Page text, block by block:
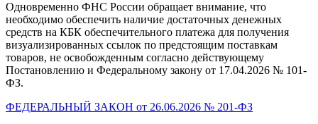
Одновременно ФНС России обращает внимание, что
необходимо обеспечить наличие достаточных денежных
средств на КБК обеспечительного платежа для получения
визуализированных ссылок по предстоящим поставкам
товаров, не освобожденным согласно действующему
Постановлению и Федеральному закону от 17.04.2026 № 101-
ФЗ.
ФЕДЕРАЛЬНЫЙ ЗАКОН от 26.06.2026 № 201-ФЗ